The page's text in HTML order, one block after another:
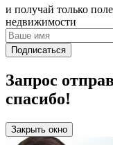
и получай только
недвижимости
Подписаться
Запрос
спасибо!
Закрыть окно